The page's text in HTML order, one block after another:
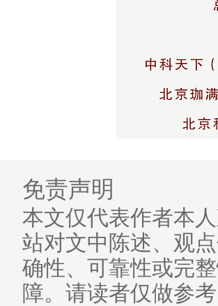
免责声明
本文仅代表作者本
站对文中陈述、观
确性、可靠性或完
障。请读者仅做参